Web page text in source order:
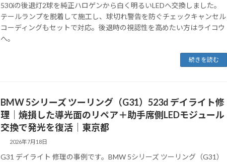
530iの後退灯2球を純正ハロゲンから白く明るいLEDへ交換しました。
テールランプを脱着して施工し、球切れ警告を防ぐチェックキャンセル
コーディングもセットで対応。後退時の視認性を高めたい方はライコウ
へ。
続きを読む
BMW 5シリーズ ツーリング（G31）523d デイライト修
理｜焼損した導光面のリペア＋助手席側LEDモジュール
交換で発光を復活｜東京都
2026年7月18日
G31 デイライト 修理の事例です。BMW 5シリーズ ツーリング（G31）